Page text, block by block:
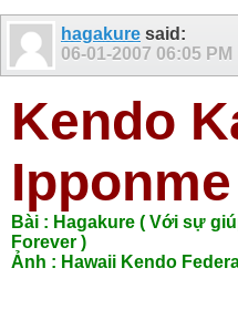
hagakure said:
06-01-2007 06:05 PM
Kendo
Ipponme
Bài : Hagakure ( Với sự
Forever )
Ảnh : Hawaii Kendo